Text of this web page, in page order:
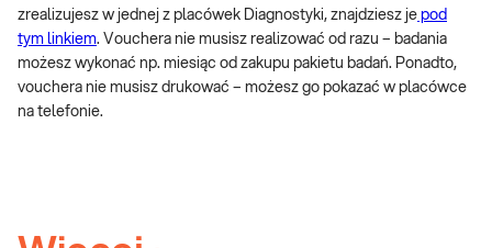
zrealizujesz w jednej z placówek Diagnostyki, znajdziesz je pod
tym linkiem. Vouchera nie musisz realizować od razu – badania
możesz wykonać np. miesiąc od zakupu pakietu badań. Ponadto,
vouchera nie musisz drukować – możesz go pokazać w placówce
na telefonie.